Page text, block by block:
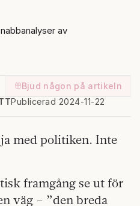
av
Bjud någon på artikeln
Publicerad 2024-11-22
med politiken. Inte
framgång se ut för
väg – ”den breda